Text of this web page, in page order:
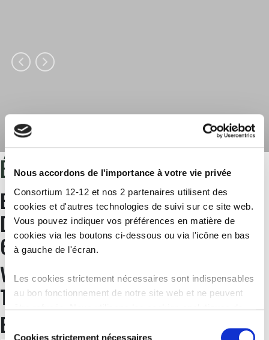
Nous accordons de l'importance à votre vie privée
Consortium 12-12 et nos 2 partenaires utilisent des
cookies et d'autres technologies de suivi sur ce site web.
Vous pouvez indiquer vos préférences en matière de
cookies via les boutons ci-dessous ou via l'icône en bas
à gauche de l'écran.
Les cookies strictement nécessaires sont indispensables
au bon fonctionnement de notre site web et ne peuvent
services. Les cookies fonctionnels permettent de
Sélection
Cookies strictement nécessaires
ÉTIQUETTE :DON
EN 2020, UNE RÉDUCTION
D’IMPÔTS EXCEPTIONNELLE DE
60%
VOTRE ATTESTATION FISCALE SUR
TAX-ON-WEB
ENVOI DES ATTESTATIONS